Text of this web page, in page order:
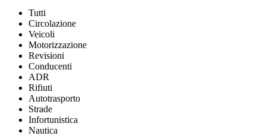
Tutti
Circolazione
Veicoli
Motorizzazione
Revisioni
Conducenti
ADR
Rifiuti
Autotrasporto
Strade
Infortunistica
Nautica